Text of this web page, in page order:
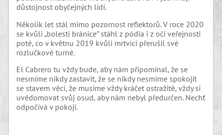
důstojnost obyčejných lidí.
Několik let stál mimo pozornost reflektorů. V roce 2020
se kvůli „bolesti bránice“ stáhl z pódia i z očí veřejnosti
poté, co v květnu 2019 kvůli mrtvici přerušil své
rozlučkové turné.
El Cabrero tu vždy bude, aby nám připomínal, že se
nesmíme nikdy zastavit, že se nikdy nesmíme spokojit
se stavem věcí, že musíme vždy kráčet ostražitě, vždy si
uvědomovat svůj osud, aby nám nebyl předurčen. Nechť
odpočívá v pokoji.